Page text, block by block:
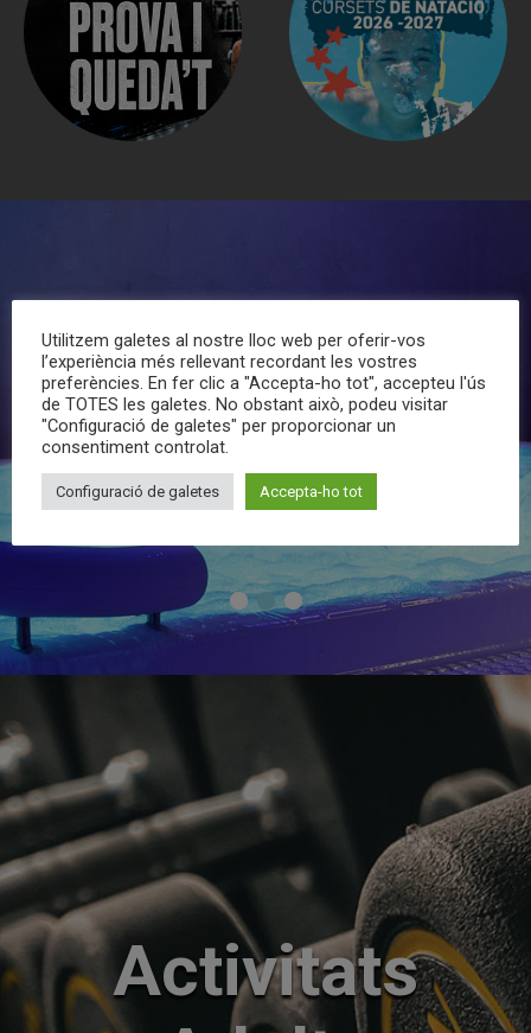
Jacuzzi
Sauna
Activitats
Utilitzem galetes al nostre lloc web per oferir-vos
l’experiència més rellevant recordant les vostres
preferències. En fer clic a "Accepta-ho tot", accepteu l'ús
de TOTES les galetes. No obstant això, podeu visitar
"Configuració de galetes" per proporcionar un
consentiment controlat.
Configuració de galetes Accepta-ho tot